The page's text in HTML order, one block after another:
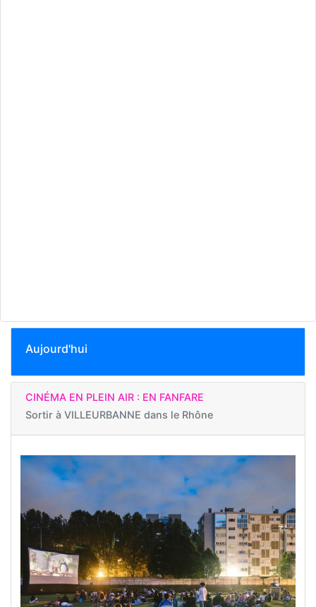
Aujourd'hui
CINÉMA EN PLEIN AIR : EN FANFARE
Sortir à VILLEURBANNE dans le Rhône